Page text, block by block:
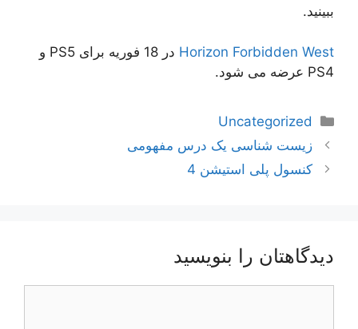
ببینید.
Horizon Forbidden West
در 18 فوریه برای PS5 و
PS4 عرضه می شود.
دسته‌ها
Uncategorized
ناوبری
نوشته‌ها
زیست شناسی یک درس مفهومی
کنسول پلی استیشن 4
دیدگاهتان را بنویسید